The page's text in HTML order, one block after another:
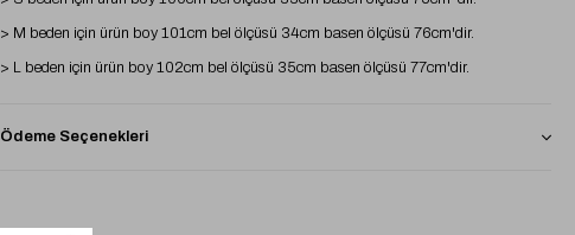
> M beden için ürün boy 101cm bel ölçüsü 34cm basen ölçüsü 76cm'dir.
> L beden için ürün boy 102cm bel ölçüsü 35cm basen ölçüsü 77cm'dir.
Ödeme Seçenekleri